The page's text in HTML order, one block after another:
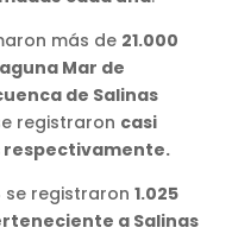
más de 21.000
Mar de
de Salinas
registraron casi
respectivamente.
se registraron1.025
a Salinas